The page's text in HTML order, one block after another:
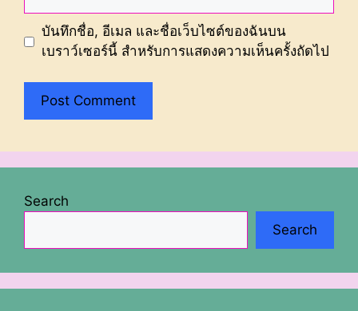
บันทึกชื่อ, อีเมล และชื่อเว็บไซต์ของฉันบน
เบราว์เซอร์นี้ สำหรับการแสดงความเห็นครั้งถัดไป
Search
Search